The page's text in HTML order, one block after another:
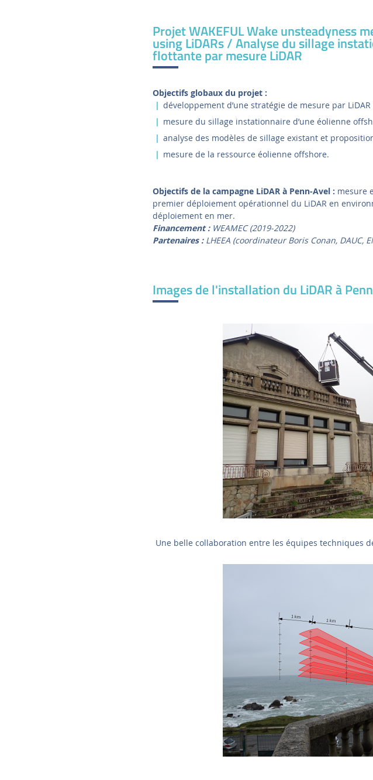
Projet WAKEFUL Wake unsteadyness
using LiDARs / Analyse du sillage
flottante par mesure LiDAR
Objectifs globaux du projet :
développement d’une stratégie de mesure par
mesure du sillage instationnaire d’une éolienne
analyse des modèles de sillage existant et
mesure de la ressource éolienne offshore.
Objectifs de la campagne LiDAR à Penn-Avel : mesure
premier déploiement opérationnel du LiDAR en
déploiement en mer.
Financement :WEAMEC (2019-2022)
Partenaires : LHEEA (coordinateur Boris Conan, DAUC,
Images de l'installation du LiDAR à
Une belle collaboration entre les équipes techniques